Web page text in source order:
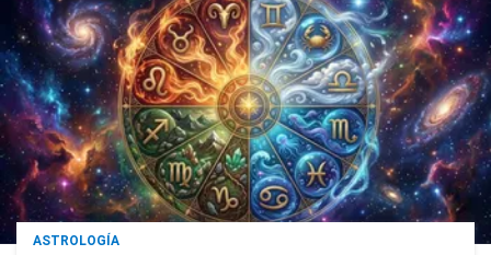
ASTROLOGÍA